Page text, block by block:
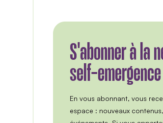
S'abonner à la
self-emergence
En vous abonnant, vous
espace : nouveaux